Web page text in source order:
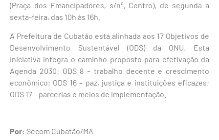
(Praça dos Emancipadores, s/nº, Centro), de segunda a
sexta-feira, das 10h às 16h.
A Prefeitura de Cubatão está alinhada aos 17 Objetivos de
Desenvolvimento Sustentável (ODS) da ONU. Esta
iniciativa integra o caminho proposto para efetivação da
Agenda 2030: ODS 8 – trabalho decente e crescimento
econômico; ODS 16 – paz, justiça e instituições eficazes;
ODS 17 – parcerias e meios de implementação.
Por: Secom Cubatão/MA